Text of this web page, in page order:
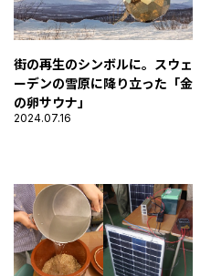
街の再生のシンボルに。スウェ
ーデンの雪原に降り立った「金
の卵サウナ」
2024.07.16